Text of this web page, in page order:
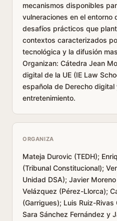
mecanismos disponibles
vulneraciones en el entorno
desafíos prácticos que
contextos caracterizados
tecnológica y la difusión
Organizan: Cátedra Jean
digital de la UE (IE Law
española de Derecho digital
entretenimiento.
ORGANIZA
Mateja Durovic (TEDH);
(Tribunal Constitucional);
Unidad DSA); Javier
Velázquez (Pérez-Llorca);
(Garrigues); Luis Ruiz-
Sara Sánchez Fernández y